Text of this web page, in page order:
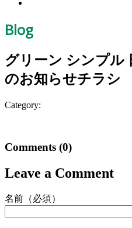
Blog
グリーン シンプル
のお知らせチラシ
Category:
Comments (0)
Leave a Comment
名前（必須）